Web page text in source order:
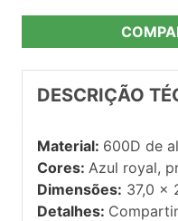
DESCRIÇÃO
Material: 600D de
Cores: Azul royal,
Dimensões: 37,0 x
Detalhes: